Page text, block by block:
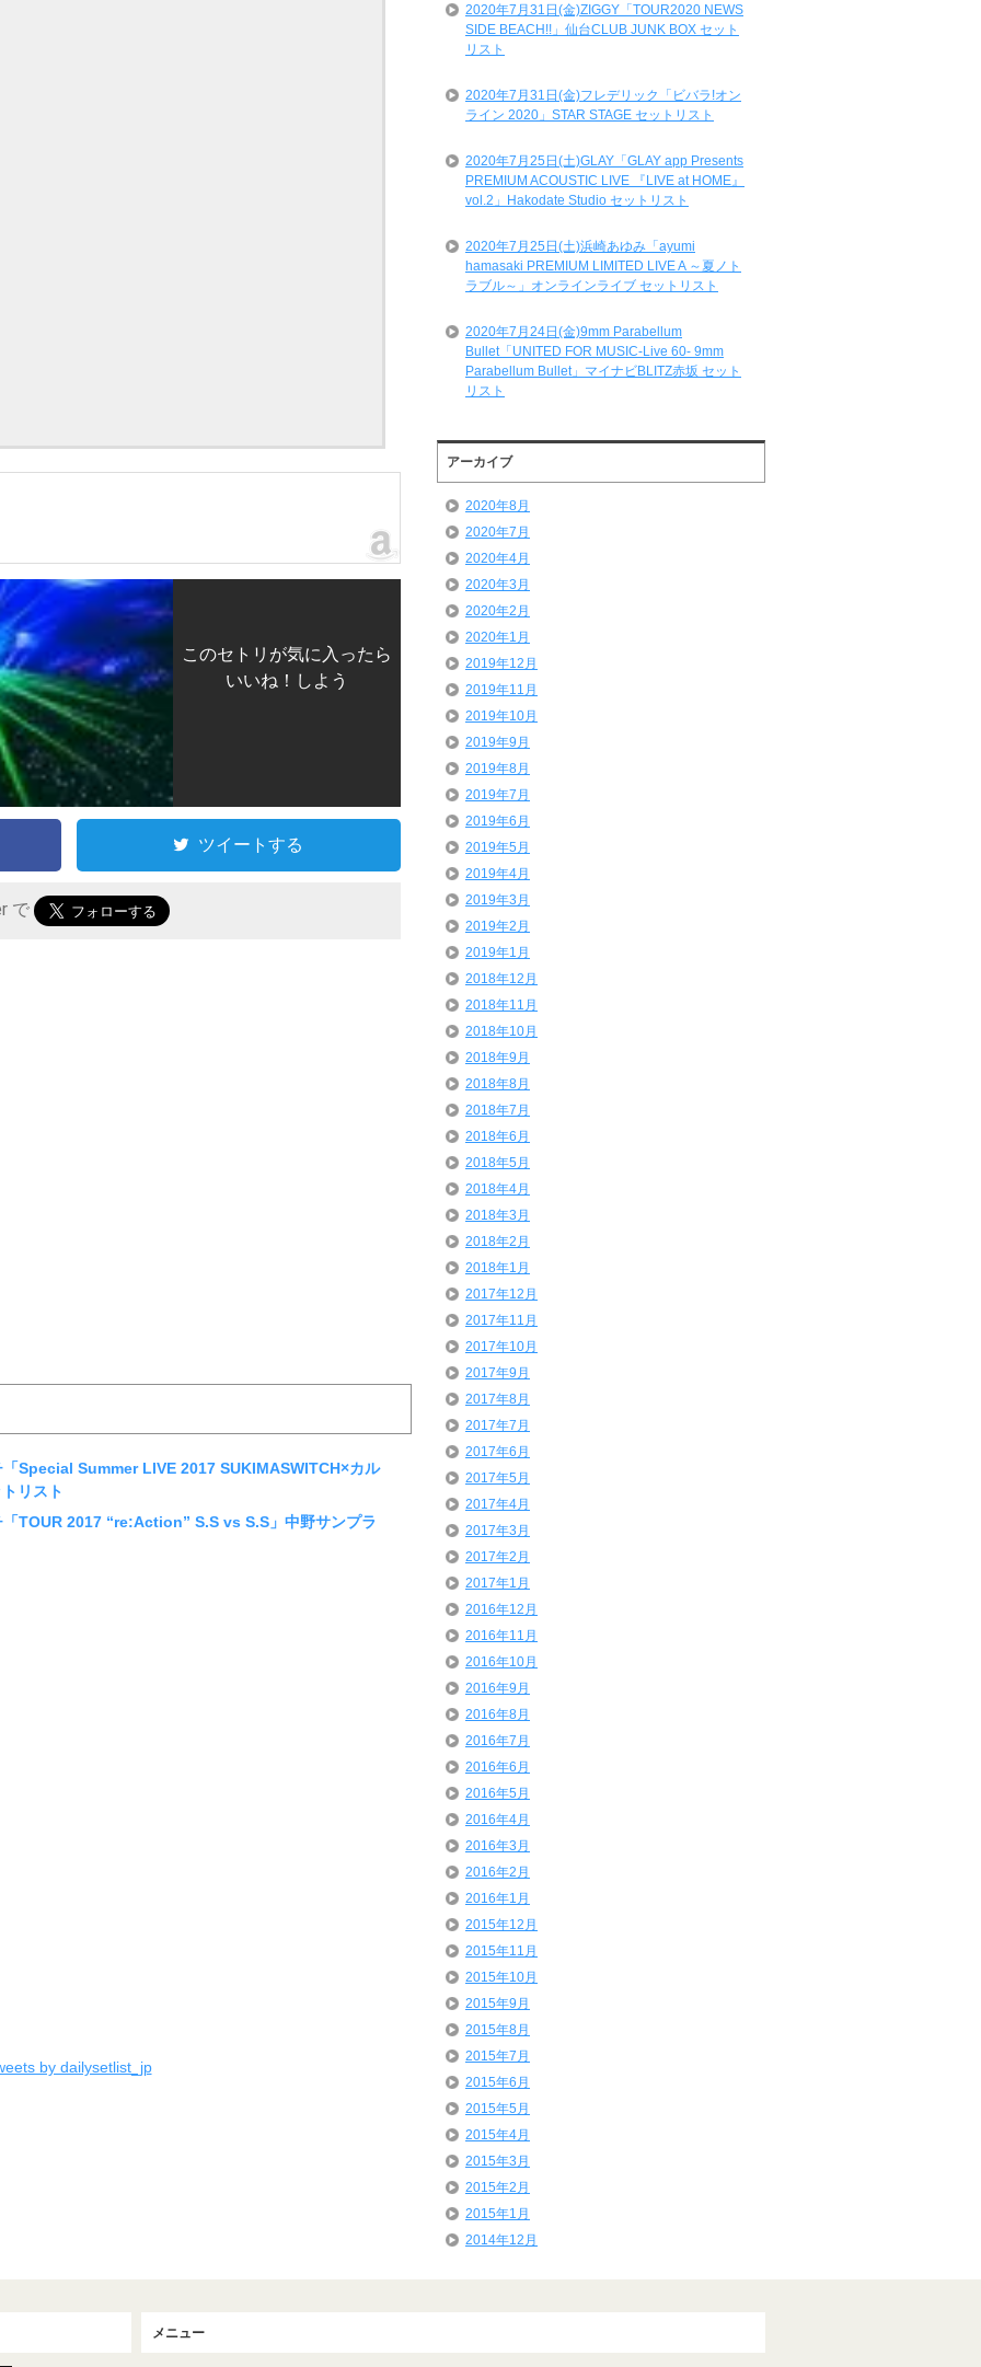
このセトリが気に入ったら
いいね！しよう
ツイートする
で
Special Summer LIVE 2017 SUKIMASWITCH×カル
リスト
TOUR 2017 “re:Action” S.S vs S.S」中野サンプラ
by dailysetlist_jp
2020年7月31日(金)ZIGGY「TOUR2020 NEWS
SIDE BEACH!!」仙台CLUB JUNK BOX セット
リスト
2020年7月31日(金)フレデリック「ビバラ!オン
ライン 2020」STAR STAGE セットリスト
2020年7月25日(土)GLAY「GLAY app Presents
PREMIUM ACOUSTIC LIVE 『LIVE at HOME』
vol.2」Hakodate Studio セットリスト
2020年7月25日(土)浜崎あゆみ「ayumi
hamasaki PREMIUM LIMITED LIVE A ～夏ノト
ラブル～」オンラインライブ セットリスト
2020年7月24日(金)9mm Parabellum
Bullet「UNITED FOR MUSIC-Live 60- 9mm
Parabellum Bullet」マイナビBLITZ赤坂 セット
リスト
アーカイブ
2020年8月
2020年7月
2020年4月
2020年3月
2020年2月
2020年1月
2019年12月
2019年11月
2019年10月
2019年9月
2019年8月
2019年7月
2019年6月
2019年5月
2019年4月
2019年3月
2019年2月
2019年1月
2018年12月
2018年11月
2018年10月
2018年9月
2018年8月
2018年7月
2018年6月
2018年5月
2018年4月
2018年3月
2018年2月
2018年1月
2017年12月
2017年11月
2017年10月
2017年9月
2017年8月
2017年7月
2017年6月
2017年5月
2017年4月
2017年3月
2017年2月
2017年1月
2016年12月
2016年11月
2016年10月
2016年9月
2016年8月
2016年7月
2016年6月
2016年5月
2016年4月
2016年3月
2016年2月
2016年1月
2015年12月
2015年11月
2015年10月
2015年9月
2015年8月
2015年7月
2015年6月
2015年5月
2015年4月
2015年3月
2015年2月
2015年1月
2014年12月
メニュー